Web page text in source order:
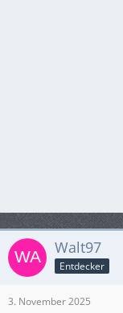
Walt97
Entdecker
3. November 2025